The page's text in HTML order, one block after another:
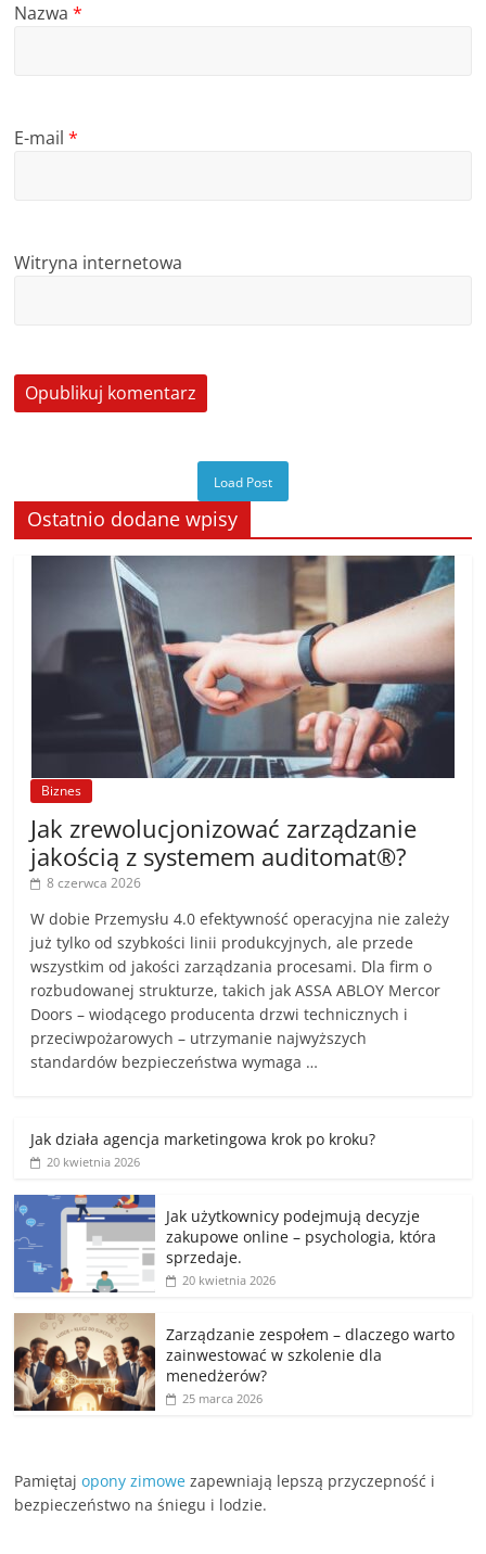
Nazwa*
E-mail*
Witryna internetowa
Load Post
Ostatnio dodane wpisy
Biznes
Jak zrewolucjonizować zarządzanie
jakością z systemem auditomat®?
8 czerwca 2026
W dobie Przemysłu 4.0 efektywność operacyjna nie zależy
już tylko od szybkości linii produkcyjnych, ale przede
wszystkim od jakości zarządzania procesami. Dla firm o
rozbudowanej strukturze, takich jak ASSA ABLOY Mercor
Doors – wiodącego producenta drzwi technicznych i
przeciwpożarowych – utrzymanie najwyższych
standardów bezpieczeństwa wymaga …
Jak działa agencja marketingowa krok po kroku?
20 kwietnia 2026
Jak użytkownicy podejmują decyzje
zakupowe online – psychologia, która
sprzedaje.
20 kwietnia 2026
Zarządzanie zespołem – dlaczego warto
zainwestować w szkolenie dla
menedżerów?
25 marca 2026
Pamiętajopony zimowe zapewniają lepszą przyczepność i
bezpieczeństwo na śniegu i lodzie.